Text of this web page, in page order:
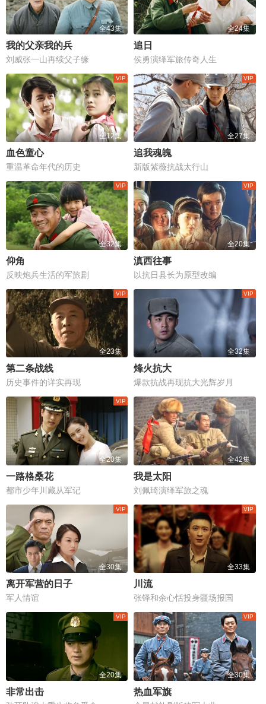
全43集
我的父亲我的兵
刘威张一山再续父子缘
全24集
追日
侯勇演绎军旅传奇人生
全12集
血色童心
重温革命年代的历史
全27集
追我魂魄
新版紫薇抗战太行山
全32集
仰角
反映炮兵生活的军旅剧
全20集
滇西往事
以抗日县长为原型改编
全23集
第二条战线
历史事件的详实再现
全32集
烽火抗大
爆款抗战再现抗大光辉岁月
全20集
一路格桑花
都市少年川藏从军记
全42集
我是太阳
刘佩琦演绎军旅之魂
全30集
离开军营的日子
军人情谊
全33集
川流
张铎和余心恬投身疆场报国
全20集
非常出击
全30集
热血军旗